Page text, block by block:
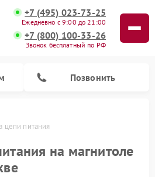
+7 (495) 023-73-25
Ежедневно с 9:00 до 21:00
+7 (800) 100-33-26
Звонок бесплатный по РФ
Позвонить
цепи питания
на магнитоле